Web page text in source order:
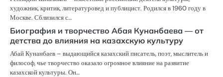
художник, критик, литературовед и публицист. Родился в 1960 году в
Москве. Сблизился с…
Биография и творчество Абая Кунанбаева — от
детства до влияния на казахскую культуру
Абай Кунанбаев – выдающийся казахский писатель, поэт, мыслитель и
философ, чье творчество оказало огромное влияние на развитие
казахской культуры. Он…